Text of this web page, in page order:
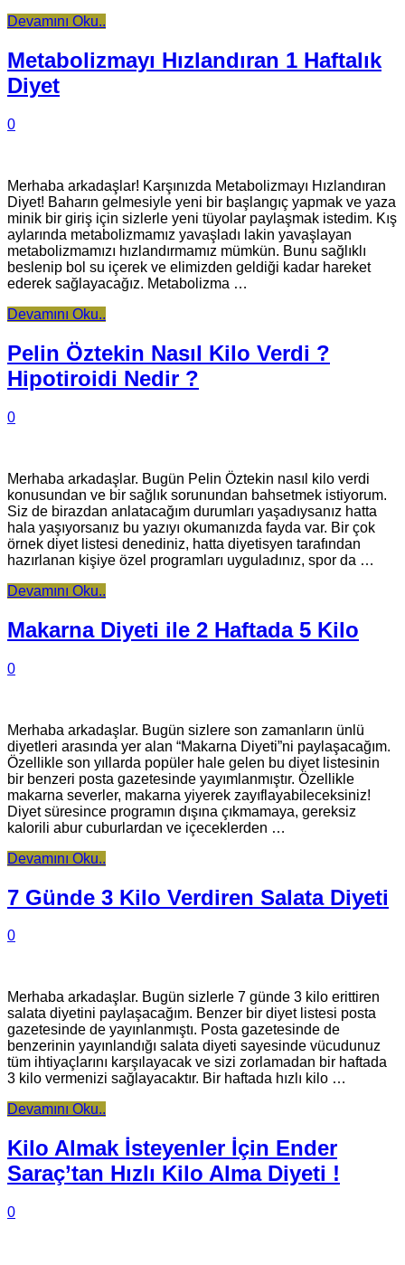
Devamını Oku..
Metabolizmayı Hızlandıran 1 Haftalık
Diyet
0
Merhaba arkadaşlar! Karşınızda Metabolizmayı Hızlandıran
Diyet! Baharın gelmesiyle yeni bir başlangıç yapmak ve yaza
minik bir giriş için sizlerle yeni tüyolar paylaşmak istedim. Kış
aylarında metabolizmamız yavaşladı lakin yavaşlayan
metabolizmamızı hızlandırmamız mümkün. Bunu sağlıklı
beslenip bol su içerek ve elimizden geldiği kadar hareket
ederek sağlayacağız. Metabolizma …
Devamını Oku..
Pelin Öztekin Nasıl Kilo Verdi ?
Hipotiroidi Nedir ?
0
Merhaba arkadaşlar. Bugün Pelin Öztekin nasıl kilo verdi
konusundan ve bir sağlık sorunundan bahsetmek istiyorum.
Siz de birazdan anlatacağım durumları yaşadıysanız hatta
hala yaşıyorsanız bu yazıyı okumanızda fayda var. Bir çok
örnek diyet listesi denediniz, hatta diyetisyen tarafından
hazırlanan kişiye özel programları uyguladınız, spor da …
Devamını Oku..
Makarna Diyeti ile 2 Haftada 5 Kilo
0
Merhaba arkadaşlar. Bugün sizlere son zamanların ünlü
diyetleri arasında yer alan “Makarna Diyeti”ni paylaşacağım.
Özellikle son yıllarda popüler hale gelen bu diyet listesinin
bir benzeri posta gazetesinde yayımlanmıştır. Özellikle
makarna severler, makarna yiyerek zayıflayabileceksiniz!
Diyet süresince programın dışına çıkmamaya, gereksiz
kalorili abur cuburlardan ve içeceklerden …
Devamını Oku..
7 Günde 3 Kilo Verdiren Salata Diyeti
0
Merhaba arkadaşlar. Bugün sizlerle 7 günde 3 kilo erittiren
salata diyetini paylaşacağım. Benzer bir diyet listesi posta
gazetesinde de yayınlanmıştı. Posta gazetesinde de
benzerinin yayınlandığı salata diyeti sayesinde vücudunuz
tüm ihtiyaçlarını karşılayacak ve sizi zorlamadan bir haftada
3 kilo vermenizi sağlayacaktır. Bir haftada hızlı kilo …
Devamını Oku..
Kilo Almak İsteyenler İçin Ender
Saraç’tan Hızlı Kilo Alma Diyeti !
0